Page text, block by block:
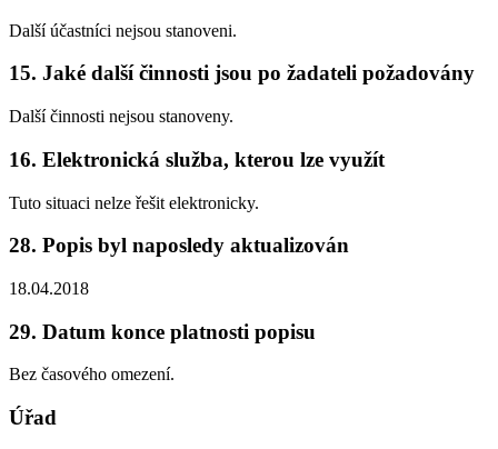
Další účastníci nejsou stanoveni.
15. Jaké další činnosti jsou po žadateli požadovány
Další činnosti nejsou stanoveny.
16. Elektronická služba, kterou lze využít
Tuto situaci nelze řešit elektronicky.
28. Popis byl naposledy aktualizován
18.04.2018
29. Datum konce platnosti popisu
Bez časového omezení.
Úřad